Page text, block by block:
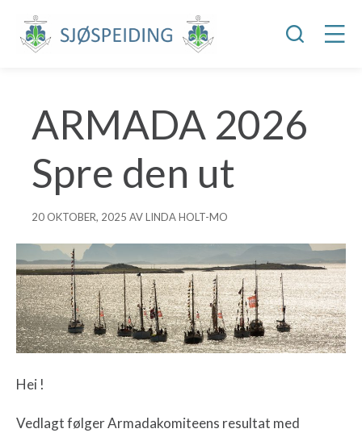
ARMADA 2026
Spre den ut
20 OKTOBER, 2025 AV LINDA HOLT-MO
Hei !
Vedlagt følger Armadakomiteens resultat med